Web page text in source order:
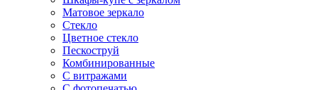
Матовое зеркало
Стекло
Цветное стекло
Пескоструй
Комбинированные
С витражами